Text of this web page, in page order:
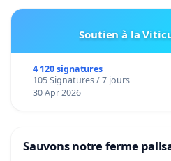
Soutien à la
4 120 signatures
105 Signatures / 7 jours
30 Apr 2026
Sauvons notre ferme